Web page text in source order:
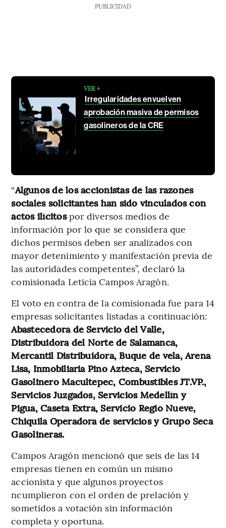
PUBLICIDAD
VER +
Irregularidades envuelven
aprobación masiva de permisos
gasolineros de la CRE
“Algunos de los accionistas de las razones
sociales solicitantes han sido vinculados con
actos ilícitospor diversos medios de
información por lo que se considera que
dichos permisos deben ser analizados con
mayor detenimiento y manifestación previa de
las autoridades competentes”, declaró la
comisionada Leticia Campos Aragón.
El voto en contra de la comisionada fue para 14
empresas solicitantes listadas a continuación:
Abastecedora de Servicio del Valle,
Distribuidora del Norte de Salamanca,
Mercantil Distribuidora, Buque de vela, Arena
Lisa, Inmobiliaria Pino Azteca, Servicio
Gasolinero Macultepec, Combustibles JT.VP.,
Servicios Juzgados, Servicios Medellín y
Pigua, Caseta Extra, Servicio Regio Nueve,
Chiquila Operadora de servicios y Grupo Seca
Gasolineras.
Campos Aragón mencionó que seis de las 14
empresas tienen en común un mismo
accionista y que algunos proyectos
ncumplieron con el orden de prelación y
sometidos a votación sin información
completa y oportuna.